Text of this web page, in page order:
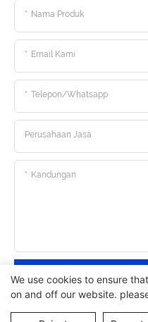
Nama Produk
Email Kami
Telepon/whatsapp
Perusahaan Jasa
Kandungan
Kirim Pertanyaan
We use cookies to ensure
on and off our website.